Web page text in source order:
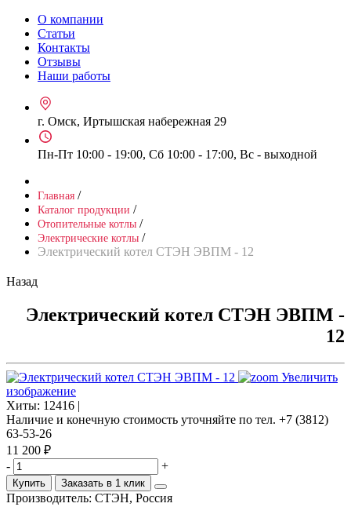
О компании
Статьи
Контакты
Отзывы
Наши работы
г. Омск, Иртышская набережная 29
Пн-Пт 10:00 - 19:00, Сб 10:00 - 17:00, Вс - выходной
Главная /
Каталог продукции /
Отопительные котлы /
Электрические котлы /
Электрический котел СТЭН ЭВПМ - 12
Назад
Электрический котел СТЭН ЭВПМ -
12
Увеличить
изображение
Хиты: 12416 |
Наличие и конечную стоимость уточняйте по тел. +7 (3812)
63-53-26
11 200 ₽
-
+
Купить Заказать в 1 клик
Производитель: СТЭН, Россия